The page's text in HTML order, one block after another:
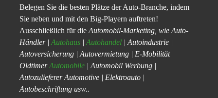
Belegen Sie die besten Plätze der Auto-Branche, indem
Sie neben und mit den Big-Playern auftreten!
Ausschließlich für die Automobil-Marketing, wie Auto-
Händler | Autohaus | Autohandel | Autoindustrie |
Autoversicherung | Autovermietung | E-Mobilität |
OldtimerAutomobile | Automobil Werbung |
Autozulieferer Automotive | Elektroauto |
Autobeschriftung usw..